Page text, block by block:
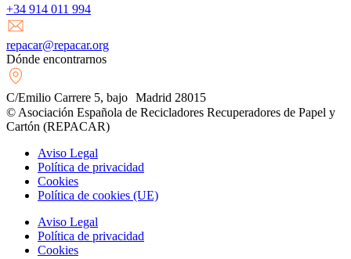
+34 914 011 994
repacar@repacar.org
Dónde encontrarnos
C/Emilio Carrere 5, bajo Madrid 28015
© Asociación Española de Recicladores Recuperadores de Papel y
Cartón (REPACAR)
Aviso Legal
Política de privacidad
Cookies
Política de cookies (UE)
Aviso Legal
Política de privacidad
Cookies